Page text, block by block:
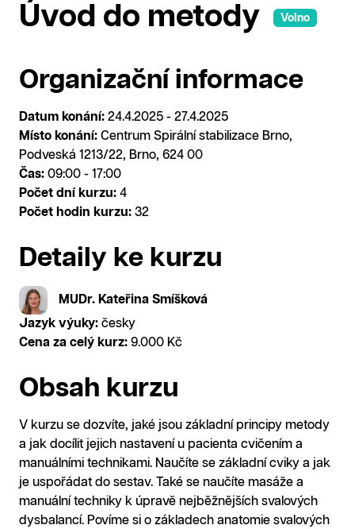
Úvod do metody
Volno
Organizační informace
Datum konání: 24.4.2025 - 27.4.2025
Místo konání: Centrum Spirální stabilizace Brno,
Podveská 1213/22, Brno, 624 00
Čas: 09:00 - 17:00
Počet dní kurzu: 4
Počet hodin kurzu: 32
Detaily ke kurzu
MUDr. Kateřina Smíšková
Jazyk výuky: česky
Cena za celý kurz: 9.000 Kč
Obsah kurzu
V kurzu se dozvíte, jaké jsou základní principy metody
a jak docílit jejich nastavení u pacienta cvičením a
manuálními technikami. Naučíte se základní cviky a jak
je uspořádat do sestav. Také se naučíte masáže a
manuální techniky k úpravě nejběžnějších svalových
dysbalancí. Povíme si o základech anatomie svalových